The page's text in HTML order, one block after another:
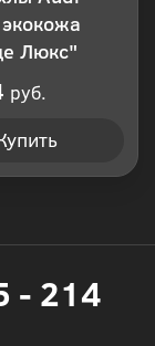
Люкс"
руб.
- 214